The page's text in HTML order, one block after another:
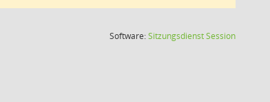
Software:SitzungsdienstSession(Wird in